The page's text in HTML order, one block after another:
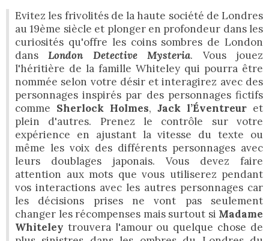
Evitez les frivolités de la haute société de Londres
au 19ème siècle et plonger en profondeur dans les
curiosités qu'offre les coins sombres de London
dansLondon Detective Mysteria. Vous jouez
l'héritière de la famille Whiteley qui pourra être
nommée selon votre désir et interagirez avec des
personnages inspirés par des personnages fictifs
comme Sherlock Holmes, Jack l’Éventreur et
plein d'autres. Prenez le contrôle sur votre
expérience en ajustant la vitesse du texte ou
même les voix des différents personnages avec
leurs doublages japonais. Vous devez faire
attention aux mots que vous utiliserez pendant
vos interactions avec les autres personnages car
les décisions prises ne vont pas seulement
changer les récompenses mais surtout si Madame
Whiteley trouvera l'amour ou quelque chose de